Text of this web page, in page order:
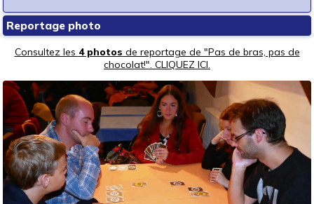
Reportage photo
Consultez les 4 photos de reportage de "Pas de bras, pas de
chocolat!". CLIQUEZ ICI.